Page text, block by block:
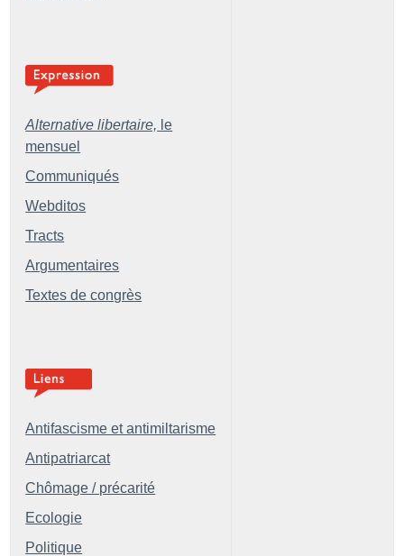
Alternative libertaire, le
mensuel
Communiqués
Webditos
Tracts
Argumentaires
Textes de congrès
Antifascisme et antimiltarisme
Antipatriarcat
Chômage / précarité
Ecologie
Politique